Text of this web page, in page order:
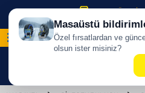
500 TL ÜZERİ